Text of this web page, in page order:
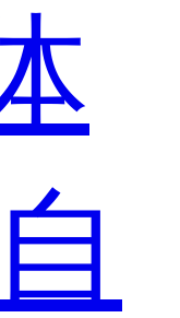
自